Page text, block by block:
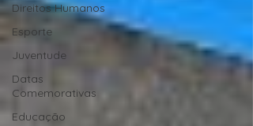
Direitos Humanos
Esporte
Juventude
Datas
Comemorativas
Educação